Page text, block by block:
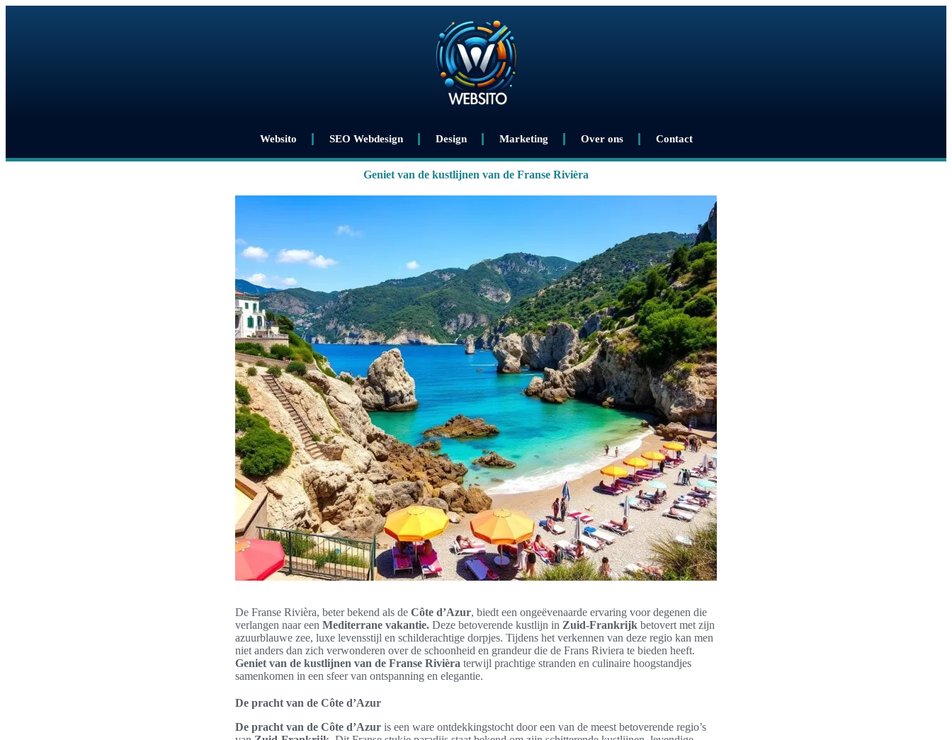
Websito SEO Webdesign Design Marketing Over ons Contact
Geniet van de kustlijnen van de Franse Rivièra
De Franse Rivièra, beter bekend als de Côte d’Azur, biedt een ongeëvenaarde ervaring voor degenen die
verlangen naar een Mediterrane vakantie. Deze betoverende kustlijn in Zuid-Frankrijk betovert met zijn
azuurblauwe zee, luxe levensstijl en schilderachtige dorpjes. Tijdens het verkennen van deze regio kan men
niet anders dan zich verwonderen over de schoonheid en grandeur die de Frans Riviera te bieden heeft.
Geniet van de kustlijnen van de Franse Rivièra terwijl prachtige stranden en culinaire hoogstandjes
samenkomen in een sfeer van ontspanning en elegantie.
De pracht van de Côte d’Azur
De pracht van de Côte d’Azur is een ware ontdekkingstocht door een van de meest betoverende regio’s